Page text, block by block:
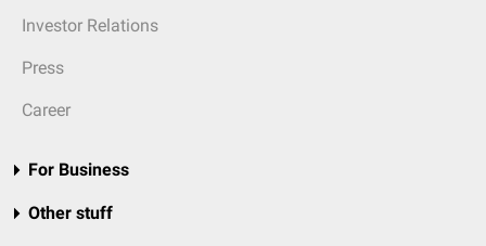
Investor Relations
Press
Career
For Business
Other stuff